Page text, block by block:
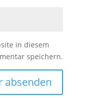
in diesem
speichern.